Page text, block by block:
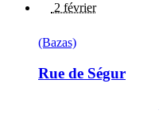
2 février
(Bazas)
Rue de Ségur